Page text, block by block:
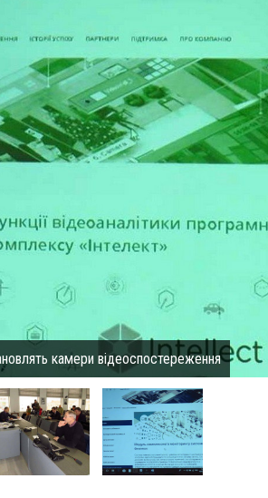
камери відеоспостереження